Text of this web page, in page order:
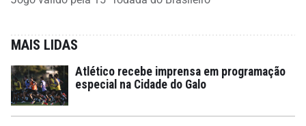
MAIS LIDAS
Atlético recebe imprensa em programação
especial na Cidade do Galo